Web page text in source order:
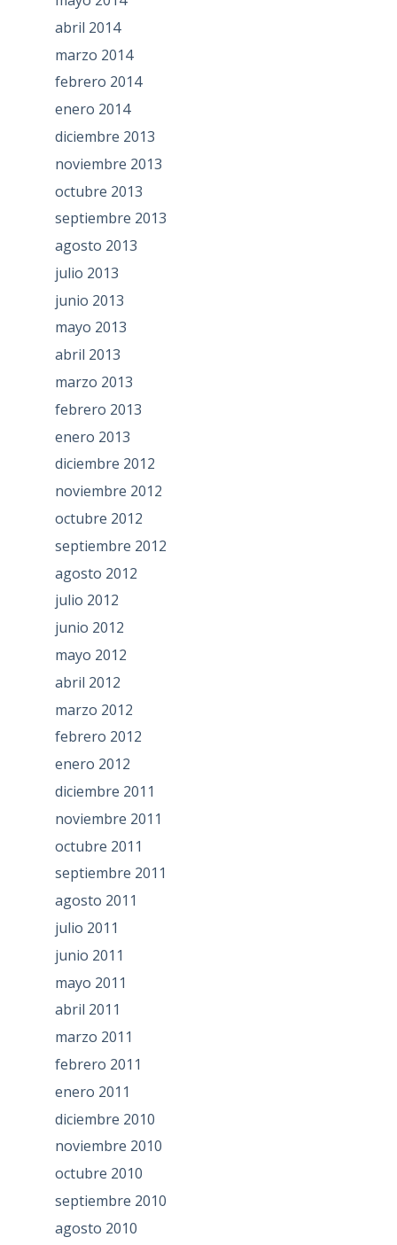
abril 2014
marzo 2014
febrero 2014
enero 2014
diciembre 2013
noviembre 2013
octubre 2013
septiembre 2013
agosto 2013
julio 2013
junio 2013
mayo 2013
abril 2013
marzo 2013
febrero 2013
enero 2013
diciembre 2012
noviembre 2012
octubre 2012
septiembre 2012
agosto 2012
julio 2012
junio 2012
mayo 2012
abril 2012
marzo 2012
febrero 2012
enero 2012
diciembre 2011
noviembre 2011
octubre 2011
septiembre 2011
agosto 2011
julio 2011
junio 2011
mayo 2011
abril 2011
marzo 2011
febrero 2011
enero 2011
diciembre 2010
noviembre 2010
octubre 2010
septiembre 2010
agosto 2010